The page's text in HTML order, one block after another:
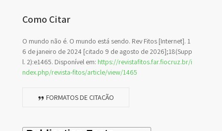
Como Citar
O mundo não é. O mundo está sendo. Rev Fitos [Internet]. 1
6 de janeiro de 2024 [citado 9 de agosto de 2026];18(Supp
l. 2):e1465. Disponível em: https://revistafitos.far.fiocruz.br/i
ndex.php/revista-fitos/article/view/1465
FORMATOS DE CITAÇÃO